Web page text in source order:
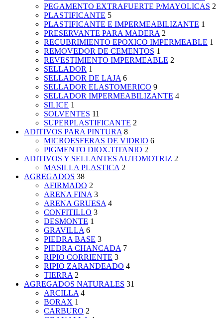
PEGAMENTO EXTRAFUERTE P/MAYOLICAS 2
PLASTIFICANTE 5
PLASTIFICANTE E IMPERMEABILIZANTE 1
PRESERVANTE PARA MADERA 2
RECUBRIMIENTO EPOXICO IMPERMEABLE 1
REMOVEDOR DE CEMENTOS 1
REVESTIMIENTO IMPERMEABLE 2
SELLADOR 1
SELLADOR DE LAJA 6
SELLADOR ELASTOMERICO 9
SELLADOR IMPERMEABILIZANTE 4
SILICE 1
SOLVENTES 11
SUPERPLASTIFICANTE 2
ADITIVOS PARA PINTURA 8
MICROESFERAS DE VIDRIO 6
PIGMENTO DIOX.TITANIO 2
ADITIVOS Y SELLANTES AUTOMOTRIZ 2
MASILLA PLASTICA 2
AGREGADOS 38
AFIRMADO 2
ARENA FINA 3
ARENA GRUESA 4
CONFITILLO 3
DESMONTE 1
GRAVILLA 6
PIEDRA BASE 3
PIEDRA CHANCADA 7
RIPIO CORRIENTE 3
RIPIO ZARANDEADO 4
TIERRA 2
AGREGADOS NATURALES 31
ARCILLA 4
BORAX 1
CARBURO 2